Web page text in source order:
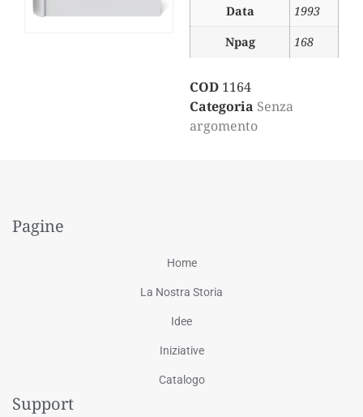
Data
1993
Npag
168
COD 1164
Categoria Senza
argomento
Pagine
Home
La Nostra Storia
Idee
Iniziative
Catalogo
Support